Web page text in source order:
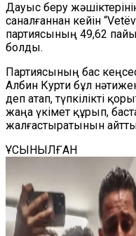
Дауыс беру
саналғаннан кейін
партиясының 49,62
болды.
Партиясының бас
Албин Курти бұл
деп атап, түпкілікті
жаңа үкімет құрып,
жалғастыратынын
ҰСЫНЫЛҒАН